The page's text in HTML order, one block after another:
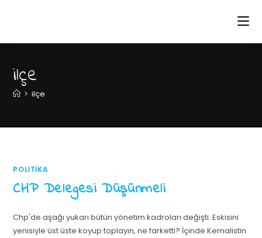
ilçe
> ilçe
POLITIKA
CHP Delegesi Düşünmeli
Chp'de aşağı yukarı bütün yönetim kadroları değişti. Eskisini
yenisiyle üst üste koyup toplayın, ne farketti? İçinde Kemalistin